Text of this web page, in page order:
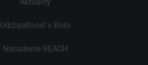
Udržateľnosť v Roto
Nariadenie REACH